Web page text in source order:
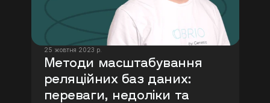
25 жовтня 2023 р.
Методи масштабування
реляційних баз даних:
переваги, недоліки та